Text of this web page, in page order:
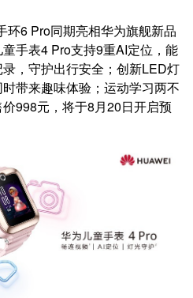
环6 Pro同期亮相华为旗舰新品
手表4 Pro支持9重AI定位，能
，守护出行安全；创新LED灯
带来趣味体验；运动学习两不
998元，将于8月20日开启预